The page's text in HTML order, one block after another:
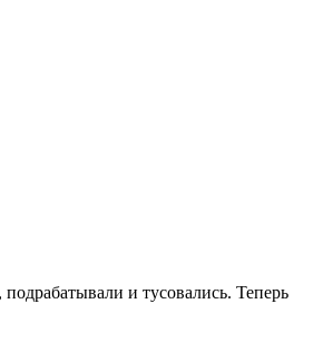
и тусовались. Теперь